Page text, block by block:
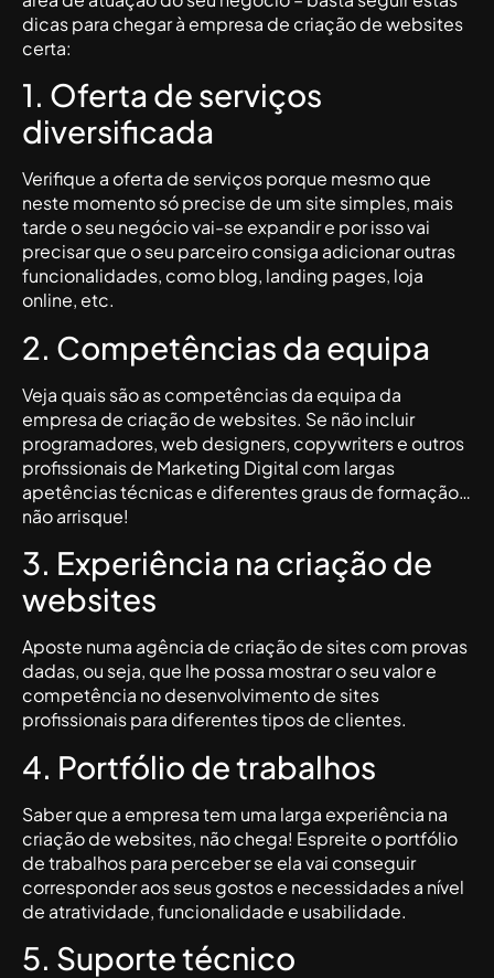
dicas para chegar à empresa de criação de websites
certa:
1. Oferta de serviços
diversificada
Verifique a oferta de serviços porque mesmo que
neste momento só precise de um site simples, mais
tarde o seu negócio vai-se expandir e por isso vai
precisar que o seu parceiro consiga adicionar outras
funcionalidades, como blog, landing pages, loja
online, etc.
2. Competências da equipa
Veja quais são as competências da equipa da
empresa de criação de websites. Se não incluir
programadores, web designers, copywriters e outros
profissionais de Marketing Digital com largas
apetências técnicas e diferentes graus de formação…
não arrisque!
3. Experiência na criação de
websites
Aposte numa agência de criação de sites com provas
dadas, ou seja, que lhe possa mostrar o seu valor e
competência no desenvolvimento de sites
profissionais para diferentes tipos de clientes.
4. Portfólio de trabalhos
Saber que a empresa tem uma larga experiência na
criação de websites, não chega! Espreite o portfólio
de trabalhos para perceber se ela vai conseguir
corresponder aos seus gostos e necessidades a nível
de atratividade, funcionalidade e usabilidade.
5. Suporte técnico